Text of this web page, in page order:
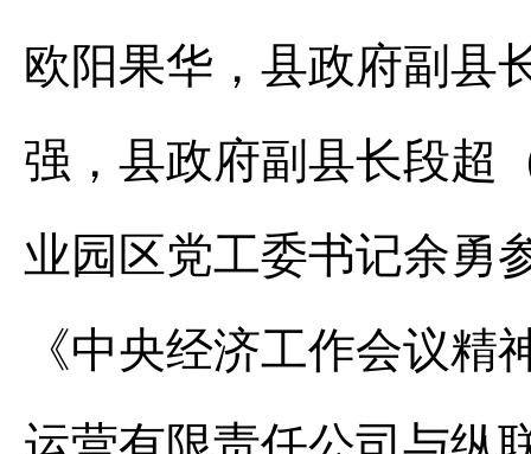
欧阳果华，县政府副县
强，县政府副县长段超
业园区党工委书记余勇
《中央经济工作会议